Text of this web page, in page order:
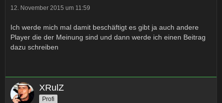
12. November 2015 um 11:59
Ich werde mich mal damit beschäftigt es gibt ja auch andere
Player die der Meinung sind und dann werde ich einen Beitrag
dazu schreiben
XRulZ
Profi